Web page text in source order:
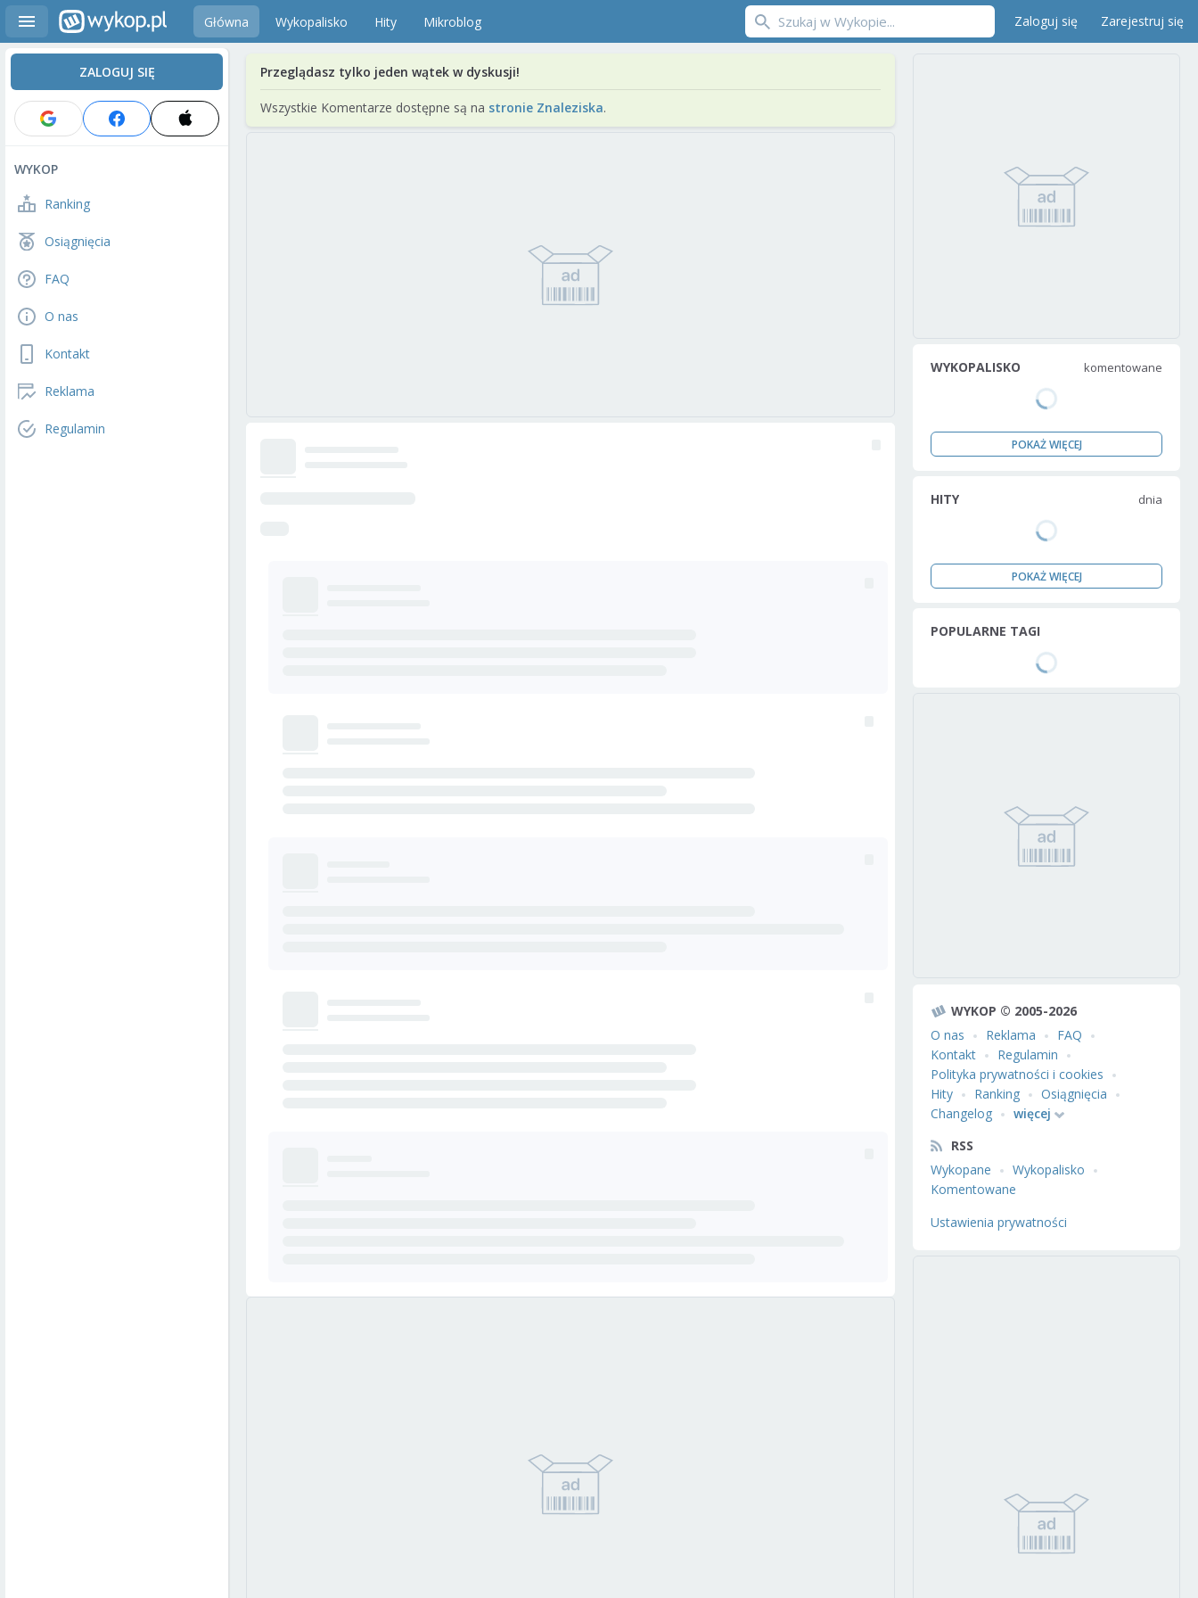
Główna Wykopalisko Hity Mikroblog Zaloguj się Zarejestruj się
ZALOGUJ SIĘ
WYKOP
Ranking
Osiągnięcia
FAQ
O nas
Kontakt
Reklama
Regulamin
Przeglądasz tylko jeden wątek w dyskusji!
Wszystkie Komentarze dostępne są na stronie Znaleziska.
WYKOPALISKO komentowane
POKAŻ WIĘCEJ
HITY dnia
POKAŻ WIĘCEJ
POPULARNE TAGI
WYKOP © 2005-2026
O nas
Reklama
FAQ
Kontakt
Regulamin
Polityka prywatności i cookies
Hity
Ranking
Osiągnięcia
Changelog
więcej
RSS
Wykopane
Wykopalisko
Komentowane
Ustawienia prywatności